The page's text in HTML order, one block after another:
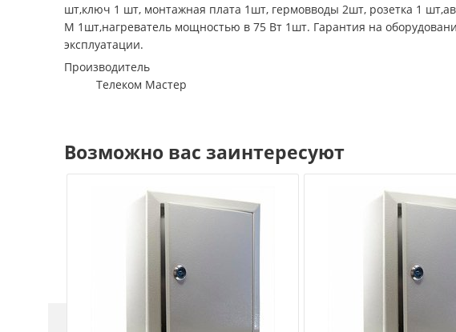
шт,ключ 1 шт, монтажная плата 1шт, гермовводы 2шт, розетка 1
M 1шт,нагреватель мощностью в 75 Вт 1шт. Гарантия на
эксплуатации.
Производитель
Телеком Мастер
Возможно вас заинтересуют